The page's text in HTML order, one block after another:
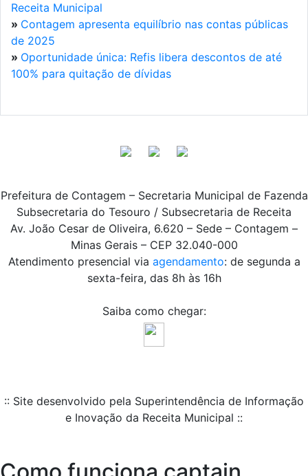
Receita Municipal
» Contagem apresenta equilíbrio nas contas públicas
de 2025
» Oportunidade única: Refis libera descontos de até
100% para quitação de dívidas
Prefeitura de Contagem – Secretaria Municipal de Fazenda
Subsecretaria do Tesouro / Subsecretaria de Receita
Av. João Cesar de Oliveira, 6.620 – Sede – Contagem –
Minas Gerais – CEP 32.040-000
Atendimento presencial via agendamento: de segunda a
sexta-feira, das 8h às 16h
Saiba como chegar:
:: Site desenvolvido pela Superintendência de Informação
e Inovação da Receita Municipal ::